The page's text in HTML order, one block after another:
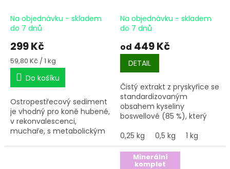
Na objednávku - skladem
do 7 dnů
299 Kč
Měrná
cena:
59,80 Kč / 1 kg
Do košíku
Ostropestřecový sediment
je vhodný pro koně hubené,
v rekonvalescenci,
muchaře, s metabolickým
Na objednávku - skladem
do 7 dnů
od 449 Kč
DETAIL
Čistý extrakt z pryskyřice se
standardizovaným
obsahem kyseliny
boswellové (85 %), který
v těle.Dávkování cca 5 g
na koně a den!!!
0,25 kg 0,5 kg 1 kg
Minerální
komplet